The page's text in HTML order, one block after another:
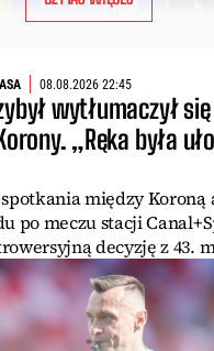
08.08.2026 22:45
wytłumaczył
„Ręka była
między Koroną
po meczu stacji
decyzję z 43.